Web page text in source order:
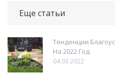
Еще статьи
Тенденции
На 2022 Год
04.03.2022